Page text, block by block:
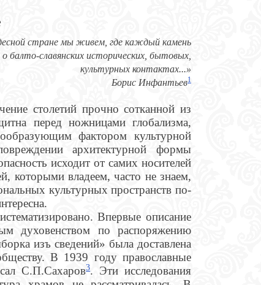
стране мы живем, где каждый камень
балто-славянских исторических, бытовых,
культурных контактах...»
Борис Инфантьев1
столетий прочно сотканной из
перед ножницами глобализма,
фактором культурной
архитектурной формы
исходит от самих носителей
которыми владеем, часто не знаем,
культурных пространств по-
Впервые описание
духовенством по распоряжению
изъ сведений» была доставлена
В 1939 году православные
С.П.Сахаров3. Эти исследования